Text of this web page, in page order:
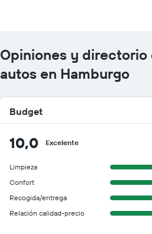
Opiniones y directorio
autos en Hamburgo
Budget
10,0 Excelente
Limpieza
Confort
Recogida/entrega
Relación calidad-precio